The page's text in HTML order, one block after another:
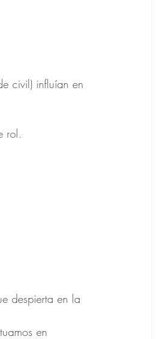
civil) influían en
rol.
despierta en la
en